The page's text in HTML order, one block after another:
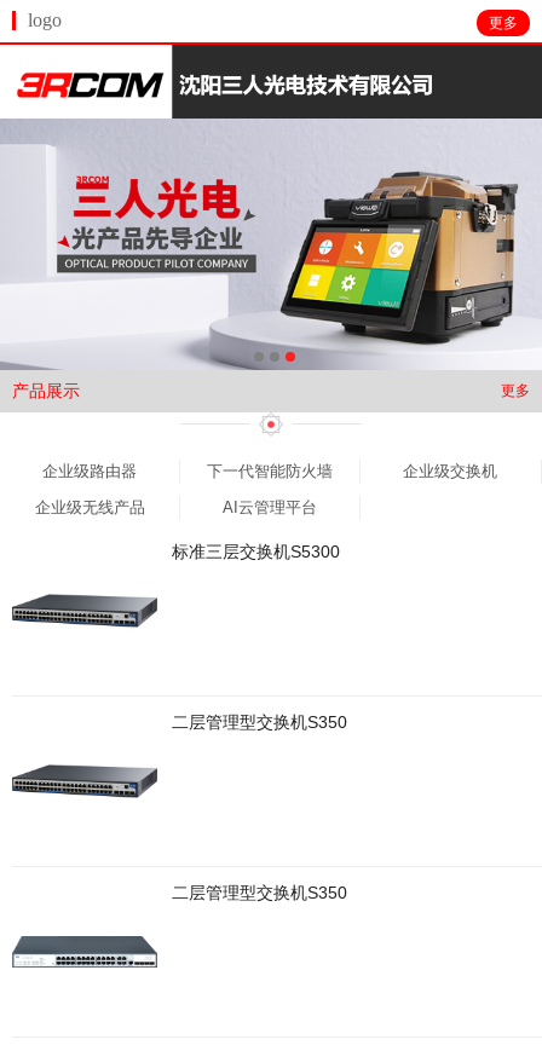
logo 更多
产品展示 更多
企业级路由器 下一代智能防火墙
企业级交换机
企业级无线产品
AI云管理平台
标准三层交换机S5300
二层管理型交换机S350
二层管理型交换机S350